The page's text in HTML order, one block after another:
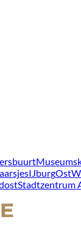
IJburgOst
Stadtzentrum